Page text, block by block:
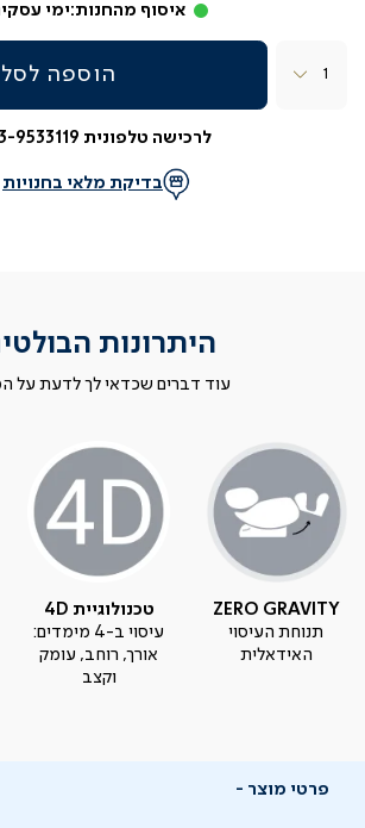
איסוף מהחנות:ימי
הוספה לסל
לרכישה טלפונית 03-9533119
בדיקת מלאי בחנויות
היתרונות
עוד דברים שכדאי לך לדעת על
ZERO GRAVITY
תנוחת העיסוי
האידאלית
טכנולוגיית 4D
עיסוי ב-4 מימדים:
אורך, רוחב, עומק
וקצב
פרטי מוצר